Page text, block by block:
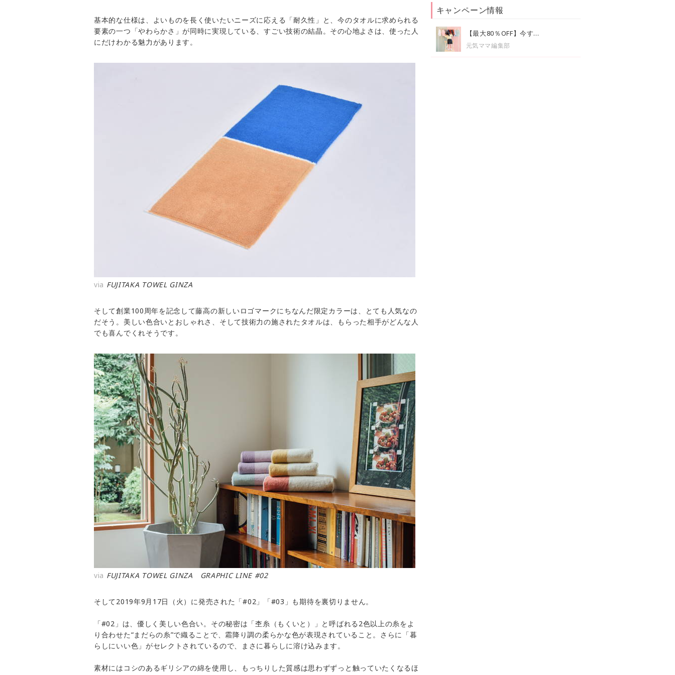
基本的な仕様は、よいものを長く使いたいニーズに応える「耐久性」と、今のタオルに求められる
要素の一つ「やわらかさ」が同時に実現している、すごい技術の結晶。その心地よさは、使った人
にだけわかる魅力があります。
via FUJITAKA TOWEL GINZA
そして創業100周年を記念して藤高の新しいロゴマークにちなんだ限定カラーは、とても人気なの
だそう。美しい色合いとおしゃれさ、そして技術力の施されたタオルは、もらった相手がどんな人
でも喜んでくれそうです。
via FUJITAKA TOWEL GINZA GRAPHIC LINE #02
そして2019年9月17日（火）に発売された「#02」「#03」も期待を裏切りません。
「#02」は、優しく美しい色合い。その秘密は「杢糸（もくいと）」と呼ばれる2色以上の糸をよ
り合わせた“まだらの糸”で織ることで、霜降り調の柔らかな色が表現されていること。さらに「暮
らしにいい色」がセレクトされているので、まさに暮らしに溶け込みます。
素材にはコシのあるギリシアの綿を使用し、もっちりした質感は思わずずっと触っていたくなるほ
キャンペーン情報
【最大80％OFF】今す...
元気ママ編集部